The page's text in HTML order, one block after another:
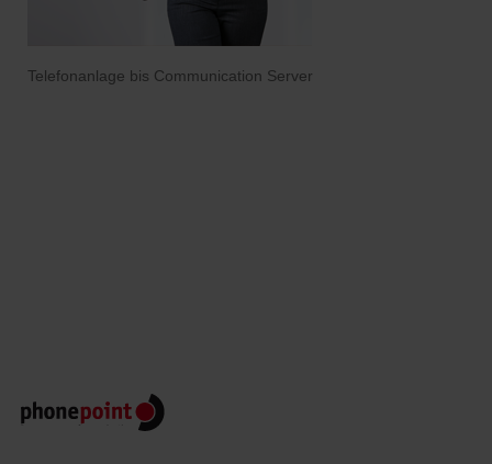
Telefonanlage bis Communication Server